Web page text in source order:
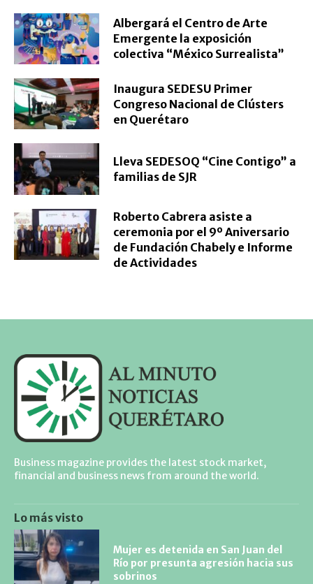
Albergará el Centro de Arte
Emergente la exposición
colectiva “México Surrealista”
Inaugura SEDESU Primer
Congreso Nacional de Clústers
en Querétaro
Lleva SEDESOQ “Cine Contigo” a
familias de SJR
Roberto Cabrera asiste a
ceremonia por el 9º Aniversario
de Fundación Chabely e Informe
de Actividades
Business magazine provides the latest stock market,
financial and business news from around the world.
Lo más visto
Mujer es detenida en San Juan del
Río por presunta agresión hacia sus
sobrinos